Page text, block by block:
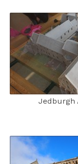
Jedburgh